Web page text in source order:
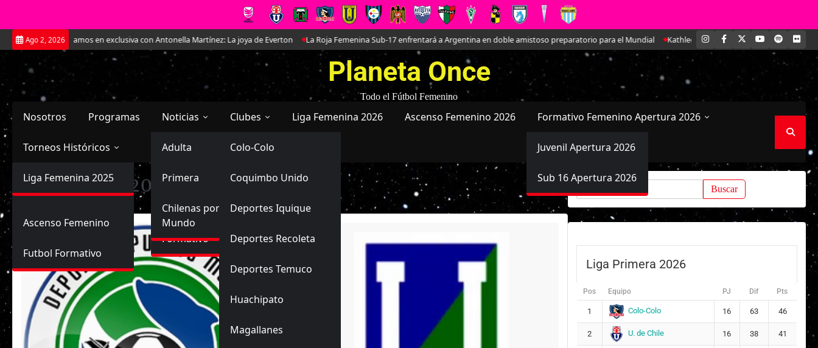
Saltar
al
contenido
Ago 2, 2026en exclusiva con Antonella Martínez: La joya de Everton La Roja Femenina Sub-17 enfrentará a Argentina en doble amistoso preparatorio para el Mundial Kathleen Brandt: La joven defensa que se ha ido
INSTAGRAM
FACEBOOK YOUTUBE
SPOTIFY
Planeta Once
Todo el Fútbol Femenino
Nosotros Programas Noticias
Selección Chilena
Adulta
Sub-20
Sub-17
Futbol Nacional
Primera
Ascenso
Formativo
Futbol Internacional
Chilenas por el
Mundo
Clubes
Primera
Colo-Colo
Coquimbo Unido
Deportes Iquique
Deportes Recoleta
Deportes Temuco
Huachipato
Magallanes
Ascenso
Liga Femenina 2026 Ascenso Femenino 2026 Formativo Femenino Apertura 2026
Juvenil Apertura 2026
Sub 16 Apertura 2026
Torneos Históricos
Primera División
Femenina
Liga Femenina 2025
Ascenso Femenino
Futbol Formativo
Temporada:2015 Buscar:
Liga Primera 2026
Pos Equipo PJ Dif Pts
1 Colo-Colo 16 63 46
2 U. de Chile 16 38 41